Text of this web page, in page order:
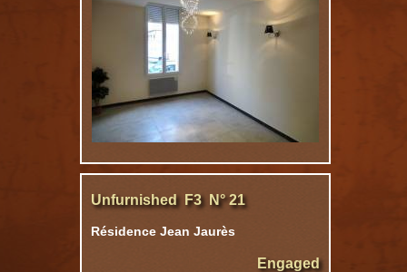
Unfurnished F3 N° 21
Résidence Jean Jaurès
Engaged